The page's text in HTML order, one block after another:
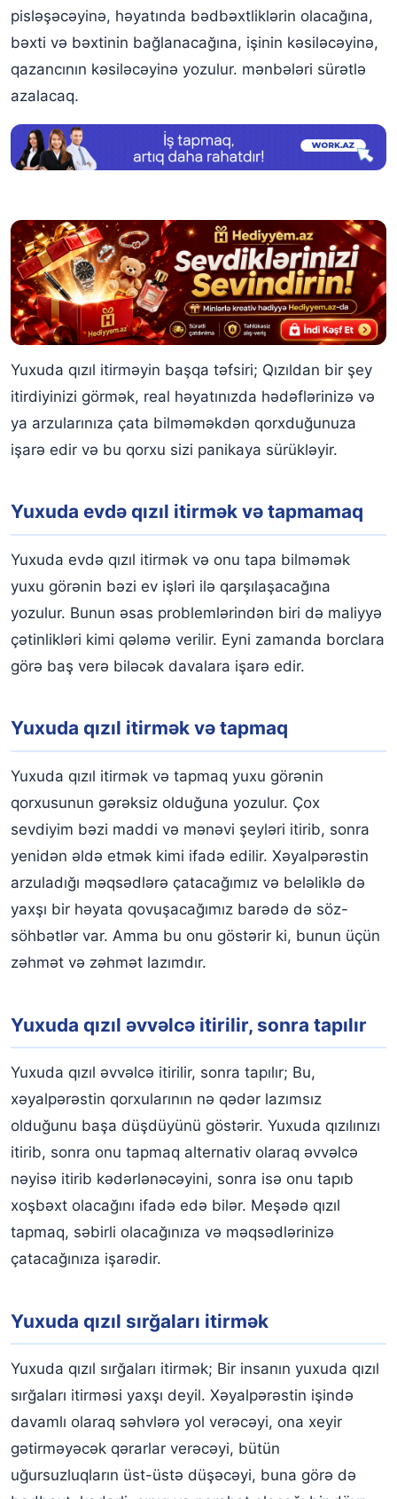
pisləşəcəyinə, həyatında bədbəxtliklərin olacağına,
bəxti və bəxtinin bağlanacağına, işinin kəsiləcəyinə,
qazancının kəsiləcəyinə yozulur. mənbələri sürətlə
azalacaq.
Yuxuda qızıl itirməyin başqa təfsiri; Qızıldan bir şey
itirdiyinizi görmək, real həyatınızda hədəflərinizə və
ya arzularınıza çata bilməməkdən qorxduğunuza
işarə edir və bu qorxu sizi panikaya sürükləyir.
Yuxuda evdə qızıl itirmək və tapmamaq
Yuxuda evdə qızıl itirmək və onu tapa bilməmək
yuxu görənin bəzi ev işləri ilə qarşılaşacağına
yozulur. Bunun əsas problemlərindən biri də maliyyə
çətinlikləri kimi qələmə verilir. Eyni zamanda borclara
görə baş verə biləcək davalara işarə edir.
Yuxuda qızıl itirmək və tapmaq
Yuxuda qızıl itirmək və tapmaq yuxu görənin
qorxusunun gərəksiz olduğuna yozulur. Çox
sevdiyim bəzi maddi və mənəvi şeyləri itirib, sonra
yenidən əldə etmək kimi ifadə edilir. Xəyalpərəstin
arzuladığı məqsədlərə çatacağımız və beləliklə də
yaxşı bir həyata qovuşacağımız barədə də söz-
söhbətlər var. Amma bu onu göstərir ki, bunun üçün
zəhmət və zəhmət lazımdır.
Yuxuda qızıl əvvəlcə itirilir, sonra tapılır
Yuxuda qızıl əvvəlcə itirilir, sonra tapılır; Bu,
xəyalpərəstin qorxularının nə qədər lazımsız
olduğunu başa düşdüyünü göstərir. Yuxuda qızılınızı
itirib, sonra onu tapmaq alternativ olaraq əvvəlcə
nəyisə itirib kədərlənəcəyini, sonra isə onu tapıb
xoşbəxt olacağını ifadə edə bilər. Meşədə qızıl
tapmaq, səbirli olacağınıza və məqsədlərinizə
çatacağınıza işarədir.
Yuxuda qızıl sırğaları itirmək
Yuxuda qızıl sırğaları itirmək; Bir insanın yuxuda qızıl
sırğaları itirməsi yaxşı deyil. Xəyalpərəstin işində
davamlı olaraq səhvlərə yol verəcəyi, ona xeyir
gətirməyəcək qərarlar verəcəyi, bütün
uğursuzluqların üst-üstə düşəcəyi, buna görə də